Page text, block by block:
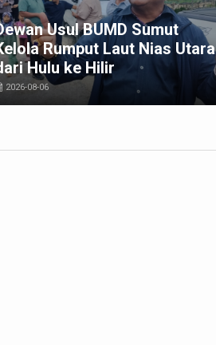
Usul BUMD Sumut
Rumput Laut Nias Utara
Hulu ke Hilir
2026-08-06